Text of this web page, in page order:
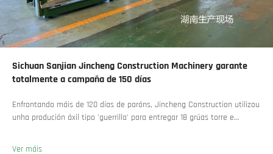
Sichuan Sanjian Jincheng Construction Machinery garante
totalmente a campaña de 150 días
Enfrontando máis de 120 días de paróns, Jincheng Construction utilizou
unha produción áxil tipo 'guerrilla' para entregar 18 grúas torre e
Ver máis